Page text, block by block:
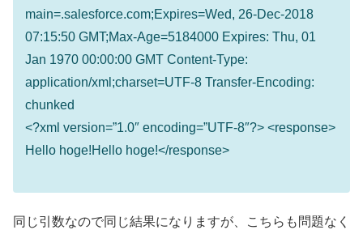
main=.salesforce.com;Expires=Wed, 26-Dec-2018
07:15:50 GMT;Max-Age=5184000 Expires: Thu, 01
Jan 1970 00:00:00 GMT Content-Type:
application/xml;charset=UTF-8 Transfer-Encoding:
chunked
<?xml version=”1.0″ encoding=”UTF-8″?> <response>
Hello hoge!Hello hoge!</response>
同じ引数なので同じ結果になりますが、こちらも問題なく